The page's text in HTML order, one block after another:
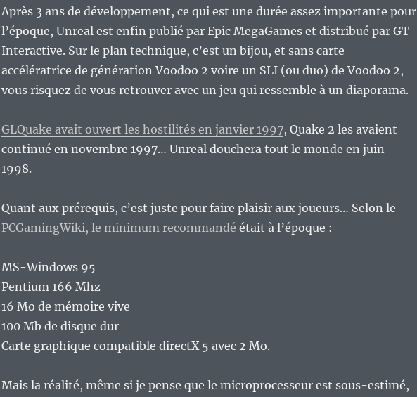
Après 3 ans de développement, ce qui est une durée assez importante pour
l’époque, Unreal est enfin publié par Epic MegaGames et distribué par GT
Interactive. Sur le plan technique, c’est un bijou, et sans carte
accélératrice de génération Voodoo 2 voire un SLI (ou duo) de Voodoo 2,
vous risquez de vous retrouver avec un jeu qui ressemble à un diaporama.
GLQuake avait ouvert les hostilités en janvier 1997, Quake 2 les avaient
continué en novembre 1997… Unreal douchera tout le monde en juin
1998.
Quant aux prérequis, c’est juste pour faire plaisir aux joueurs… Selon le
PCGamingWiki, le minimum recommandé était à l’époque :
MS-Windows 95
Pentium 166 Mhz
16 Mo de mémoire vive
100 Mb de disque dur
Carte graphique compatible directX 5 avec 2 Mo.
Mais la réalité, même si je pense que le microprocesseur est sous-estimé,